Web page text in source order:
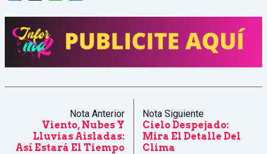
Nota Anterior
Viento, Nubes Y
Lluvias Aisladas:
Así Estará El Tiempo
Nota Siguiente
Cielo Despejado:
Mira El Detalle Del
Clima